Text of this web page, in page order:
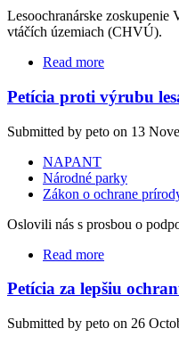
Lesoochranárske
vtáčích územiach (CHVÚ).
Read more
Petícia proti výrubu
Submitted by peto on 13
NAPANT
Národné parky
Zákon o ochrane
Oslovili nás s prosbou o
Read more
Petícia za lepšiu
Submitted by peto on 26